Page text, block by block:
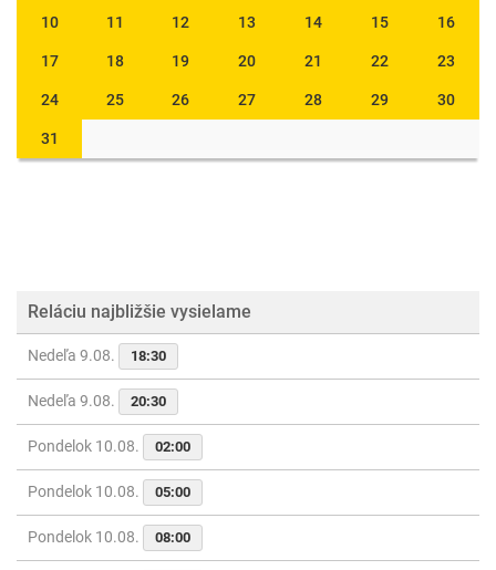
10 11 12 13 14 15 16
17 18 19 20 21 22 23
24 25 26 27 28 29 30
31
Reláciu najbližšie vysielame
Nedeľa 9.08. 18:30
Nedeľa 9.08. 20:30
Pondelok 10.08. 02:00
Pondelok 10.08. 05:00
Pondelok 10.08. 08:00